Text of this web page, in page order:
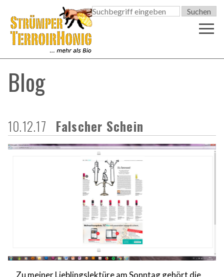

Blog
10.12.17 Falscher Schein
Zu meiner Lieblingslektüre am Sonntag gehört die